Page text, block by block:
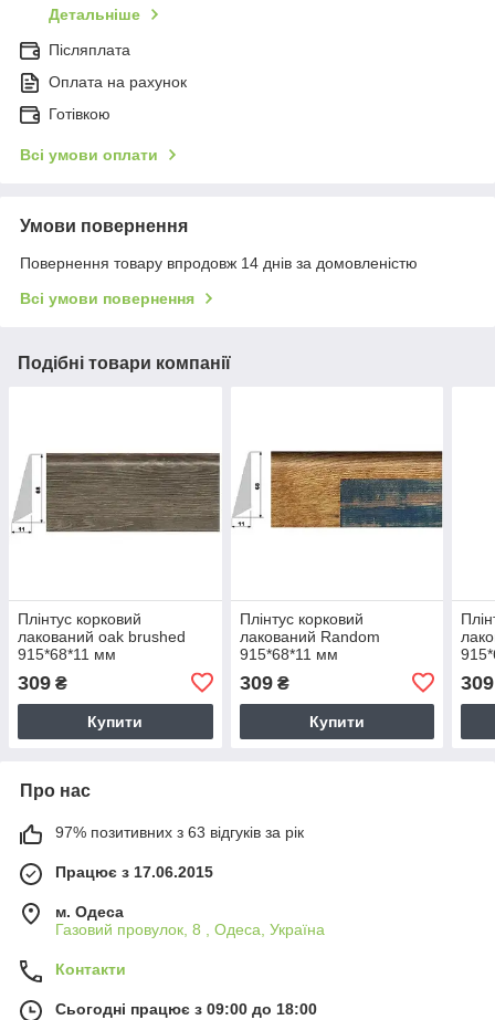
Детальніше
Післяплата
Оплата на рахунок
Готівкою
Всі умови оплати
Умови повернення
Повернення товару впродовж 14 днів за домовленістю
Всі умови повернення
Подібні товари компанії
Плінтус корковий
лакований oak brushed
915*68*11 мм
309 ₴
Купити
Плінтус корковий
лакований Random
915*68*11 мм
309₴
Купити
309
Про нас
97% позитивних з 63 відгуків за рік
Працює з 17.06.2015
м. Одеса
Газовий провулок, 8 , Одеса, Україна
Контакти
Сьогодні працює з 09:00 до 18:00